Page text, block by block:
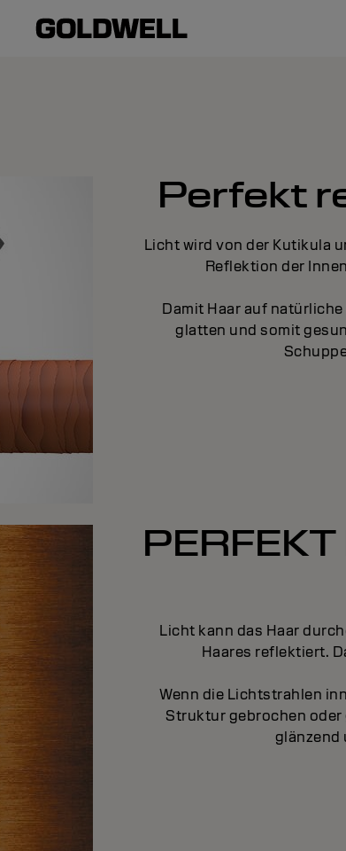
Perfekt
Licht wird von der Kutikula
Reflektion der
Damit Haar auf
glatten und somit
Licht kann das Haar
Haares reflektiert.
Wenn die Lichtstrahlen
Struktur gebrochen oder
glänzend